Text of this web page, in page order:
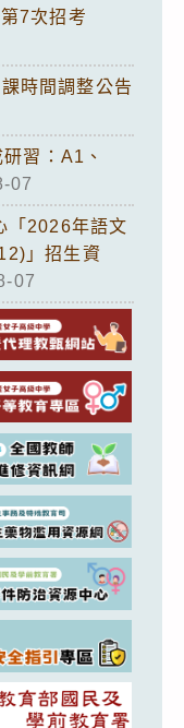
7次招考
時間調整公告
習：A1、
07
「2026年語文
」招生資
07